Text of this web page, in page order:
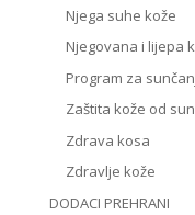
Njega suhe kože
Njegovana i lijepa
Program za
Zaštita kože od
Zdrava kosa
Zdravlje kože
DODACI PREHRANI